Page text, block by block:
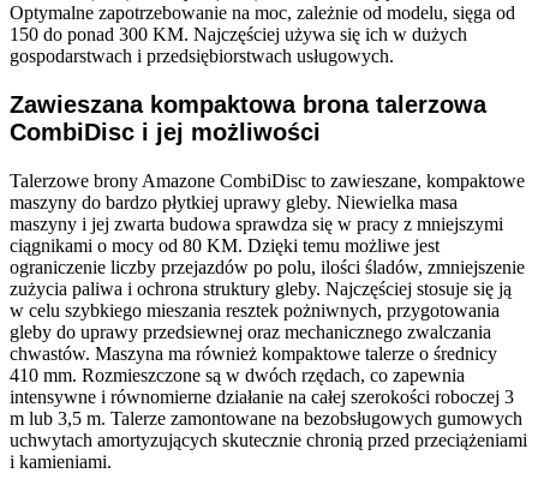
Optymalne zapotrzebowanie na moc, zależnie od modelu, sięga od
150 do ponad 300 KM. Najczęściej używa się ich w dużych
gospodarstwach i przedsiębiorstwach usługowych.
Zawieszana kompaktowa brona talerzowa
CombiDisc i jej możliwości
Talerzowe brony Amazone CombiDisc to zawieszane, kompaktowe
maszyny do bardzo płytkiej uprawy gleby. Niewielka masa
maszyny i jej zwarta budowa sprawdza się w pracy z mniejszymi
ciągnikami o mocy od 80 KM. Dzięki temu możliwe jest
ograniczenie liczby przejazdów po polu, ilości śladów, zmniejszenie
zużycia paliwa i ochrona struktury gleby. Najczęściej stosuje się ją
w celu szybkiego mieszania resztek pożniwnych, przygotowania
gleby do uprawy przedsiewnej oraz mechanicznego zwalczania
chwastów. Maszyna ma również kompaktowe talerze o średnicy
410 mm. Rozmieszczone są w dwóch rzędach, co zapewnia
intensywne i równomierne działanie na całej szerokości roboczej 3
m lub 3,5 m. Talerze zamontowane na bezobsługowych gumowych
uchwytach amortyzujących skutecznie chronią przed przeciążeniami
i kamieniami.